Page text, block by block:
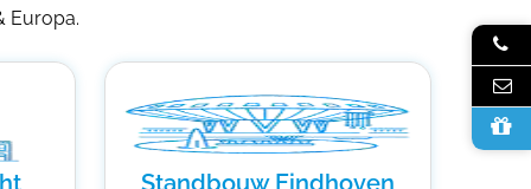
Europa.
Standbouw Eindhoven